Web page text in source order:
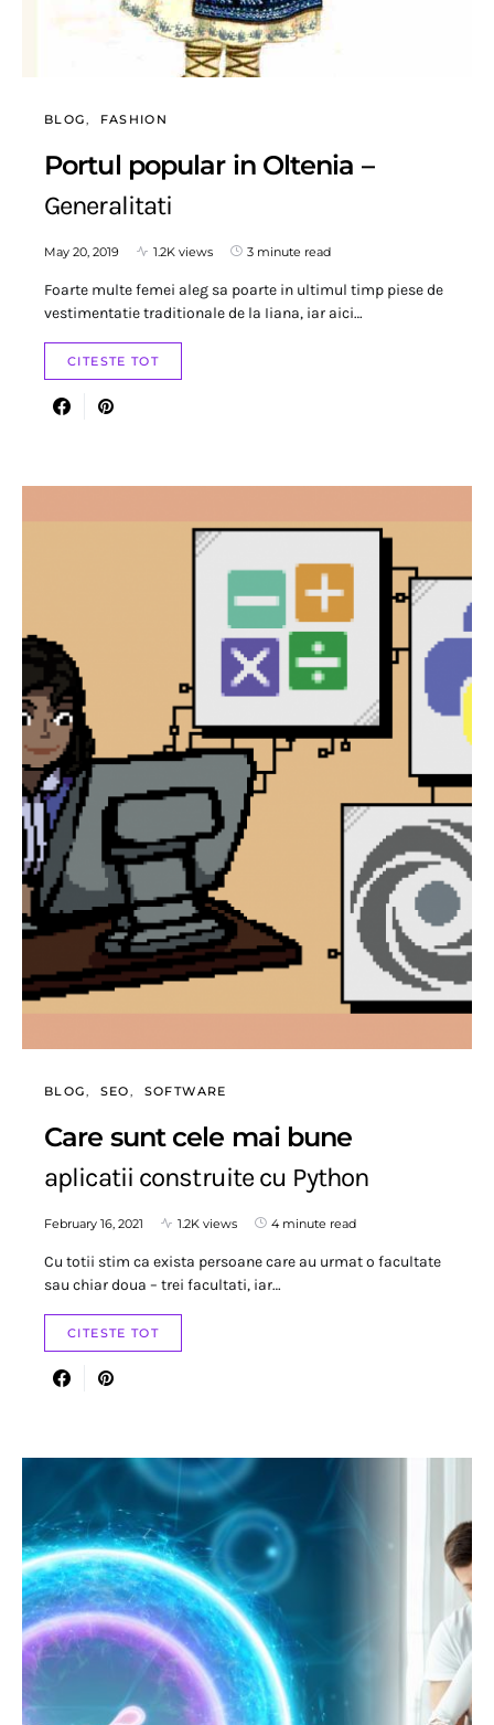
BLOG FASHION
Portul popular in Oltenia –
Generalitati
May 20, 2019 1.2K views 3 minute read
Foarte multe femei aleg sa poarte in ultimul timp piese de
vestimentatie traditionale de la Iiana, iar aici…
CITESTE TOT
BLOG SEO SOFTWARE
Care sunt cele mai bune
aplicatii construite cu Python
February 16, 2021 1.2K views 4 minute read
Cu totii stim ca exista persoane care au urmat o facultate
sau chiar doua – trei facultati, iar…
CITESTE TOT